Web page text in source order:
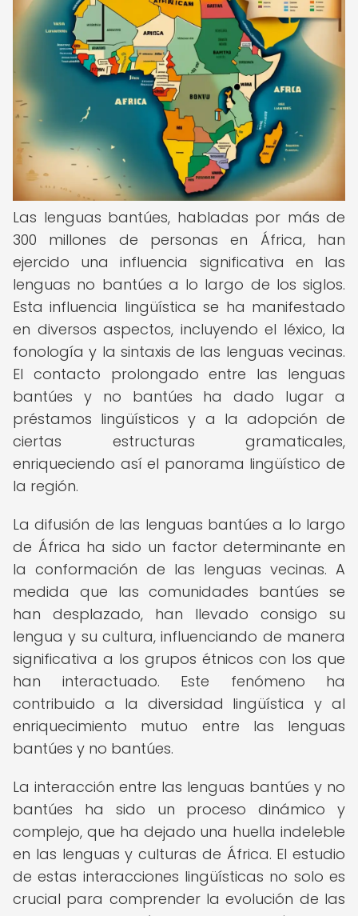
Las lenguas bantúes, habladas por más de
300 millones de personas en África, han
ejercido una influencia significativa en las
lenguas no bantúes a lo largo de los siglos.
Esta influencia lingüística se ha manifestado
en diversos aspectos, incluyendo el léxico, la
fonología y la sintaxis de las lenguas vecinas.
El contacto prolongado entre las lenguas
bantúes y no bantúes ha dado lugar a
préstamos lingüísticos y a la adopción de
ciertas estructuras gramaticales,
enriqueciendo así el panorama lingüístico de
la región.
La difusión de las lenguas bantúes a lo largo
de África ha sido un factor determinante en
la conformación de las lenguas vecinas. A
medida que las comunidades bantúes se
han desplazado, han llevado consigo su
lengua y su cultura, influenciando de manera
significativa a los grupos étnicos con los que
han interactuado. Este fenómeno ha
contribuido a la diversidad lingüística y al
enriquecimiento mutuo entre las lenguas
bantúes y no bantúes.
La interacción entre las lenguas bantúes y no
bantúes ha sido un proceso dinámico y
complejo, que ha dejado una huella indeleble
en las lenguas y culturas de África. El estudio
de estas interacciones lingüísticas no solo es
crucial para comprender la evolución de las